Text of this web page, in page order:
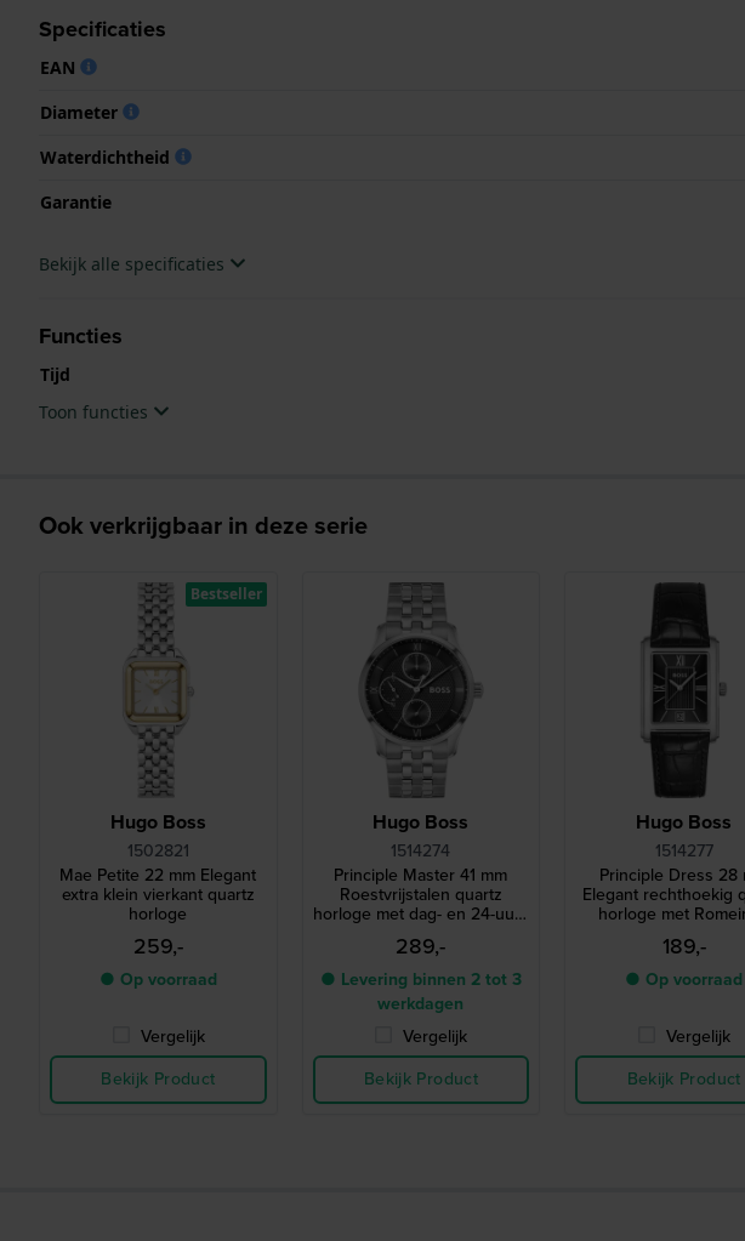
Specificaties
EAN
Diameter
Waterdichtheid
Garantie
Bekijk alle specificaties
Functies
Tijd
Toon functies
Ook verkrijgbaar in deze serie
Hugo Boss
1502821
Mae Petite 22 mm Elegant
extra klein vierkant quartz
horloge
259,-
● Op voorraad
Vergelijk
Bekijk Product
Bestseller
Hugo Boss
1514274
Principle Master 41 mm
Roestvrijstalen quartz
horloge met dag- en 24-uurs
wijzerplaat
289,-
● Levering binnen 2 tot 3
werkdagen
Vergelijk
Bekijk Product
Hugo Boss
1514277
Principle Dress 28
Elegant rechthoekig
horloge met
indexen
189,-
● Op voorraad
Vergelijk
Bekijk Product